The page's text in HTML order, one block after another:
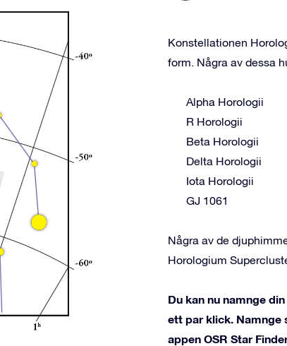
Konstellationen
form. Några av dessa
Alpha Horologii
R Horologii
Beta Horologii
Delta Horologii
Iota Horologii
GJ 1061
Några av de
Horologium
Du kan nu namnge
ett par klick. Namnge
appen OSR Star